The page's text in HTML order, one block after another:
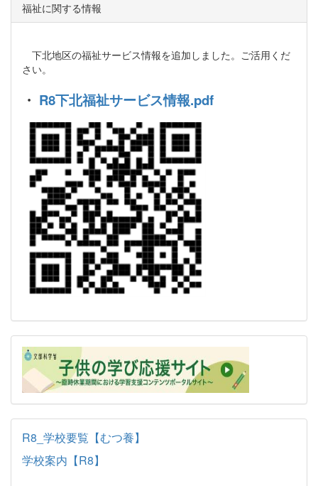
福祉に関する情報
下北地区の福祉サービス情報を追加しました。ご活用くだ
さい。
・ R8下北福祉サービス情報.pdf
R8_学校要覧【むつ養】
学校案内【R8】